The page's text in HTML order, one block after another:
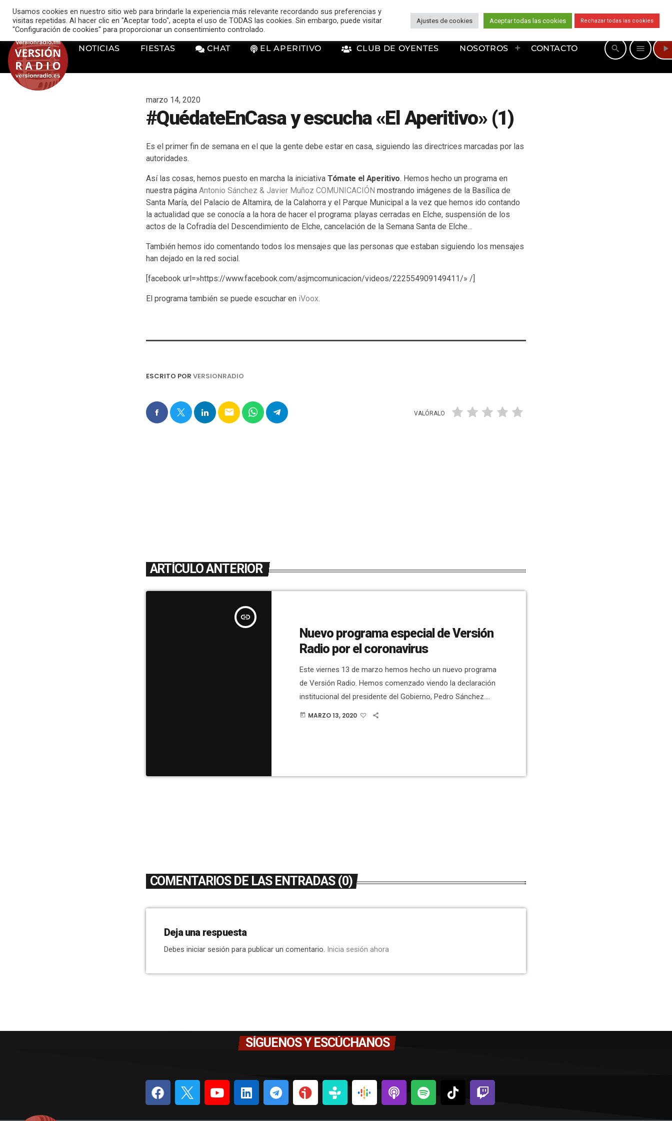
music_note VERSIÓN RADIO
NOTICIAS FIESTAS CHAT EL APERITIVO CLUB DE OYENTES NOSOTROS CONTACTO search menu play_arrow
marzo 14, 2020
#QuédateEnCasa y escucha «El Aperitivo» (1)
Es el primer fin de semana en el que la gente debe estar en casa, siguiendo las directrices marcadas por las
autoridades.
Así las cosas, hemos puesto en marcha la iniciativa Tómate el Aperitivo. Hemos hecho un programa en
nuestra página Antonio Sánchez & Javier Muñoz COMUNICACIÓN mostrando imágenes de la Basílica de
Santa María, del Palacio de Altamira, de la Calahorra y el Parque Municipal a la vez que hemos ido contando
la actualidad que se conocía a la hora de hacer el programa: playas cerradas en Elche, suspensión de los
actos de la Cofradía del Descendimiento de Elche, cancelación de la Semana Santa de Elche…
También hemos ido comentando todos los mensajes que las personas que estaban siguiendo los mensajes
han dejado en la red social.
[facebook url=»https://www.facebook.com/asjmcomunicacion/videos/222554909149411/» /]
El programa también se puede escuchar en iVoox.
ESCRITO POR VERSIONRADIO
email VALÓRALO
ARTÍCULO ANTERIOR
insert_link
Nuevo programa especial de Versión
Radio por el coronavirus
Este viernes 13 de marzo hemos hecho un nuevo programa
de Versión Radio. Hemos comenzado viendo la declaración
institucional del presidente del Gobierno, Pedro Sánchez.
Hemos repasado las medidas adoptadas por la Generalitat.
today MARZO 13, 2020
COMENTARIOS DE LAS ENTRADAS (0)
Deja una respuesta
Debes iniciar sesión para publicar un comentario. Inicia sesión ahora
SÍGUENOS Y ESCÚCHANOS
Usamos cookies en nuestro sitio web para brindarle la experiencia más relevante recordando sus preferencias y
visitas repetidas. Al hacer clic en "Aceptar todo", acepta el uso de TODAS las cookies. Sin embargo, puede visitar
"Configuración de cookies" para proporcionar un consentimiento controlado.
Ajustes de cookies Aceptar todas las cookies Rechazar todas las cookies